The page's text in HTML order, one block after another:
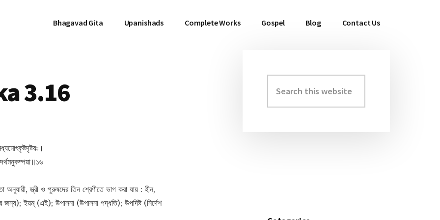
Bhagavad Gita Upanishads Complete Works Gospel Blog Contact Us
3.16
অনুযায়ী, স্ত্রী ও পুরুষদের তিন শ্রেণীতে ভাগ করা যায় : হীন,
ইয়ম্ (এই); উপাসনা (উপাসনা পদ্ধতি); উপদিষ্ট (নির্দেশ
Primary
Sidebar
this
website